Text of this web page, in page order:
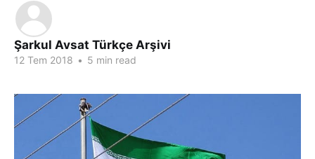
Şarkul Avsat Türkçe Arşivi
12 Tem 2018 • 5 min read